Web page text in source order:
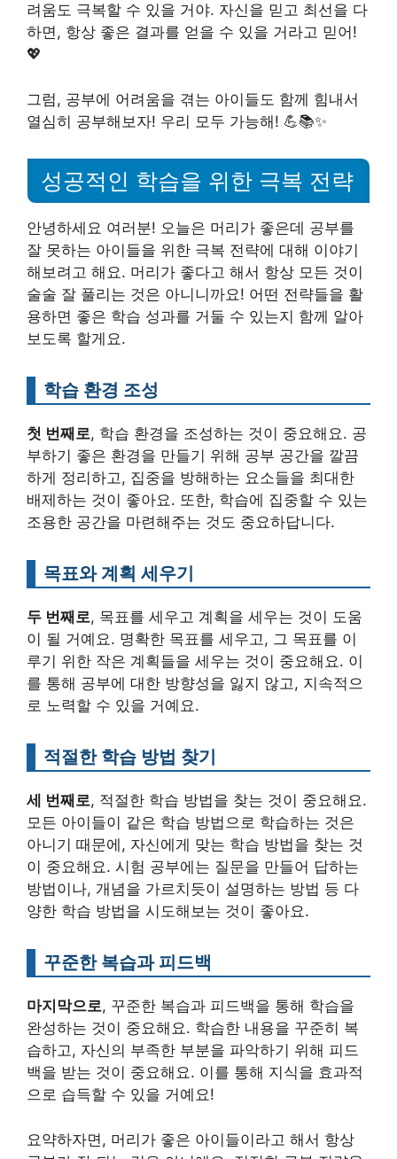
려움도 극복할 수 있을 거야. 자신을 믿고 최선을 다
하면, 항상 좋은 결과를 얻을 수 있을 거라고 믿어!
💖
그럼, 공부에 어려움을 겪는 아이들도 함께 힘내서
열심히 공부해보자! 우리 모두 가능해! 💪📚✨
성공적인 학습을 위한 극복 전략
안녕하세요 여러분! 오늘은 머리가 좋은데 공부를
잘 못하는 아이들을 위한 극복 전략에 대해 이야기
해보려고 해요. 머리가 좋다고 해서 항상 모든 것이
술술 잘 풀리는 것은 아니니까요! 어떤 전략들을 활
용하면 좋은 학습 성과를 거둘 수 있는지 함께 알아
보도록 할게요.
학습 환경 조성
첫 번째로, 학습 환경을 조성하는 것이 중요해요. 공
부하기 좋은 환경을 만들기 위해 공부 공간을 깔끔
하게 정리하고, 집중을 방해하는 요소들을 최대한
배제하는 것이 좋아요. 또한, 학습에 집중할 수 있는
조용한 공간을 마련해주는 것도 중요하답니다.
목표와 계획 세우기
두 번째로, 목표를 세우고 계획을 세우는 것이 도움
이 될 거예요. 명확한 목표를 세우고, 그 목표를 이
루기 위한 작은 계획들을 세우는 것이 중요해요. 이
를 통해 공부에 대한 방향성을 잃지 않고, 지속적으
로 노력할 수 있을 거예요.
적절한 학습 방법 찾기
세 번째로, 적절한 학습 방법을 찾는 것이 중요해요.
모든 아이들이 같은 학습 방법으로 학습하는 것은
아니기 때문에, 자신에게 맞는 학습 방법을 찾는 것
이 중요해요. 시험 공부에는 질문을 만들어 답하는
방법이나, 개념을 가르치듯이 설명하는 방법 등 다
양한 학습 방법을 시도해보는 것이 좋아요.
꾸준한 복습과 피드백
마지막으로, 꾸준한 복습과 피드백을 통해 학습을
완성하는 것이 중요해요. 학습한 내용을 꾸준히 복
습하고, 자신의 부족한 부분을 파악하기 위해 피드
백을 받는 것이 중요해요. 이를 통해 지식을 효과적
으로 습득할 수 있을 거예요!
요약하자면, 머리가 좋은 아이들이라고 해서 항상